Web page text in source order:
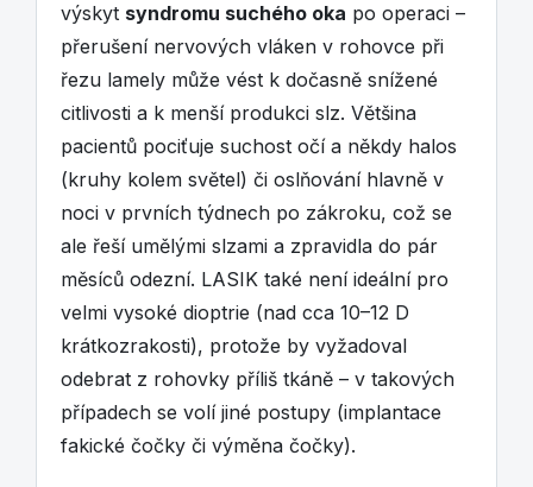
výskyt syndromu suchého oka po operaci –
přerušení nervových vláken v rohovce při
řezu lamely může vést k dočasně snížené
citlivosti a k menší produkci slz. Většina
pacientů pociťuje suchost očí a někdy halos
(kruhy kolem světel) či oslňování hlavně v
noci v prvních týdnech po zákroku, což se
ale řeší umělými slzami a zpravidla do pár
měsíců odezní. LASIK také není ideální pro
velmi vysoké dioptrie (nad cca 10–12 D
krátkozrakosti), protože by vyžadoval
odebrat z rohovky příliš tkáně – v takových
případech se volí jiné postupy (implantace
fakické čočky či výměna čočky).